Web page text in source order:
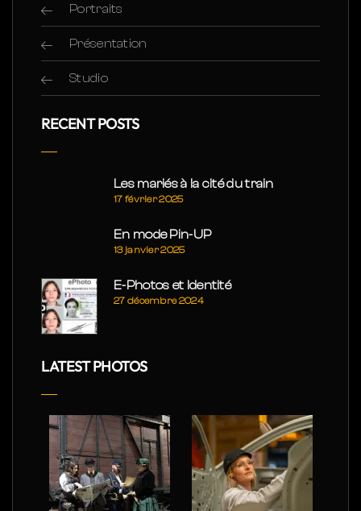
Portraits
Présentation
Studio
RECENT POSTS
Les mariés à la cité du train
17 février 2025
En mode Pin-UP
13 janvier 2025
E-Photos et Identité
27 décembre 2024
LATEST PHOTOS